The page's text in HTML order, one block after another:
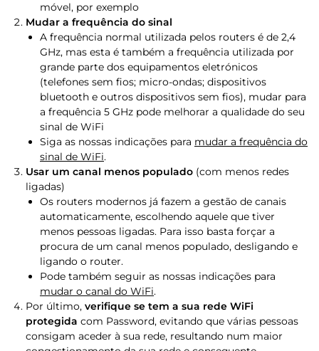
móvel, por exemplo
Mudar a frequência do sinal
A frequência normal utilizada pelos routers é de 2,4
GHz, mas esta é também a frequência utilizada por
grande parte dos equipamentos eletrónicos
(telefones sem fios; micro-ondas; dispositivos
bluetooth e outros dispositivos sem fios), mudar para
a frequência 5 GHz pode melhorar a qualidade do seu
sinal de WiFi
Siga as nossas indicações para mudar a frequência do
sinal de WiFi.
Usar um canal menos populado (com menos redes
ligadas)
Os routers modernos já fazem a gestão de canais
automaticamente, escolhendo aquele que tiver
menos pessoas ligadas. Para isso basta forçar a
procura de um canal menos populado, desligando e
ligando o router.
Pode também seguir as nossas indicações para
mudar o canal do WiFi.
Por último, verifique se tem a sua rede WiFi
protegida com Password, evitando que várias pessoas
consigam aceder à sua rede, resultando num maior